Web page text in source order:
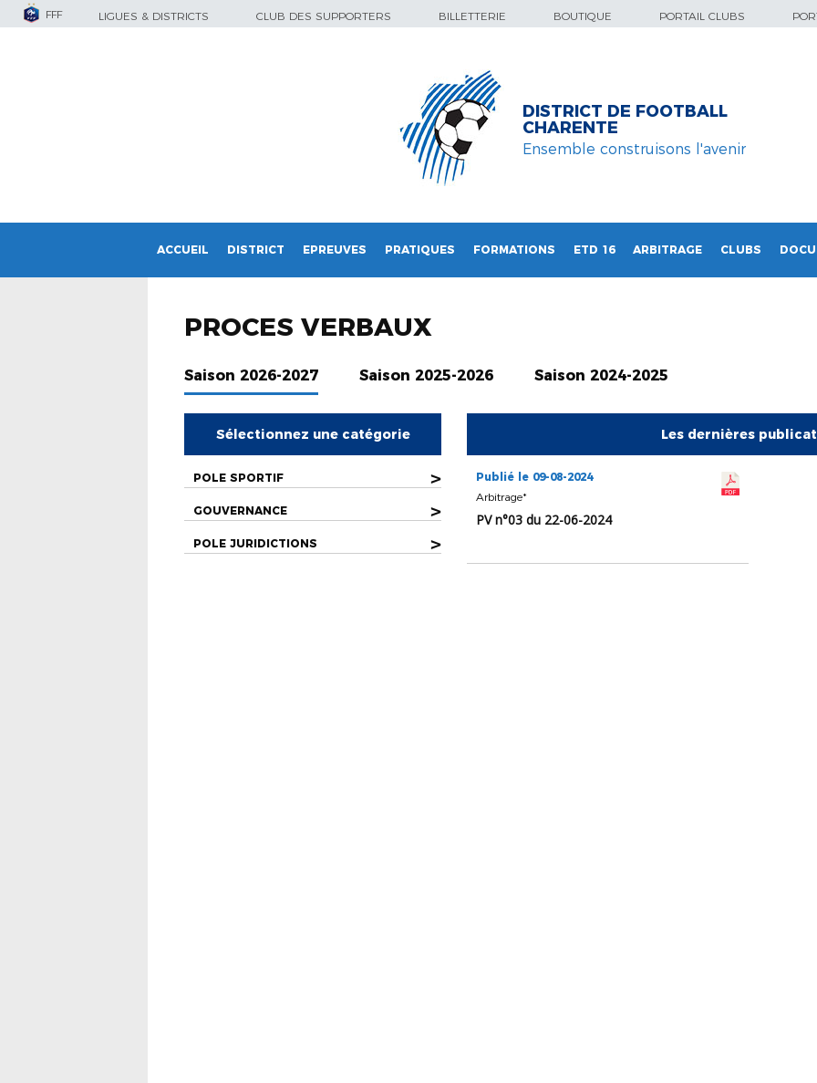
FFF LIGUES & DISTRICTS CLUB DES SUPPORTERS BILLETTERIE BOUTIQUE PORTAIL CLUBS
DISTRICT DE FOOTBALL
CHARENTE
Ensemble construisons l'avenir
ACCUEIL DISTRICT EPREUVES PRATIQUES FORMATIONS ETD 16 ARBITRAGE CLUBS
PROCES VERBAUX
Saison 2026-2027 Saison 2025-2026 Saison 2024-2025
Sélectionnez une catégorie
POLE SPORTIF >
GOUVERNANCE >
POLE JURIDICTIONS >
Les dernières
Publié le 09-08-2024
Arbitrage*
PV n°03 du 22-06-2024